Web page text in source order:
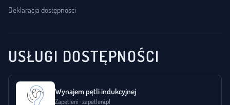
Deklaracja dostępności
USŁUGI DOSTĘPNOŚCI
Wynajem pętli indukcyjnej
Zapętleni · zapetleni.pl